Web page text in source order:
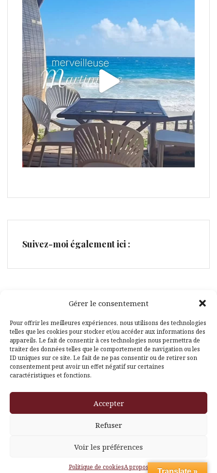
Gérer le consentement
Pour offrir les meilleures expériences, nous utilisons des technologies
telles que les cookies pour stocker et/ou accéder aux informations des
appareils. Le fait de consentir à ces technologies nous permettra de
traiter des données telles que le comportement de navigation ou les
ID uniques sur ce site. Le fait de ne pas consentir ou de retirer son
consentement peut avoir un effet négatif sur certaines
caractéristiques et fonctions.
Accepter
Refuser
Voir les préférences
Politique de cookiesA propos
Suivez-moi également ici :
Facebook
Pinterest
Themeisle
Translate »